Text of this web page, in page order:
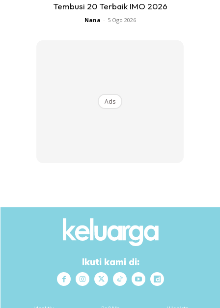
Mencari bahagia bersama KELUARGA?
Download dan baca sekarang di
KLIK DI SEENI
Tembusi 20 Terbaik IMO 2026
Nana - 5 Ogo 2026
Ads
Ikuti kami di: